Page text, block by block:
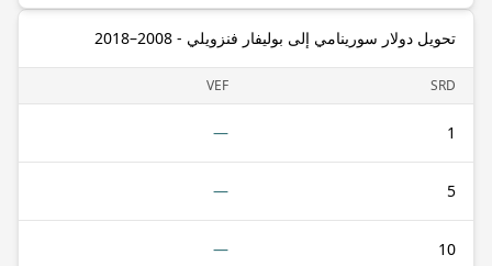
تحويل دولار سورينامي إلى بوليفار فنزويلي - 2008–2018
SRD
VEF
1
—
5
—
10
—